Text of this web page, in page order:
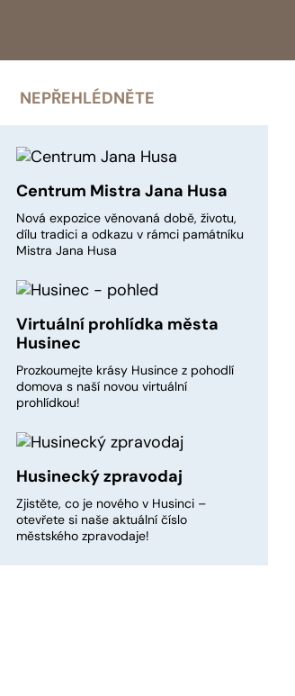
NEPŘEHLÉDNĚTE
Centrum Mistra Jana Husa
Nová expozice věnovaná době, životu,
dílu tradici a odkazu v rámci památníku
Mistra Jana Husa
Virtuální prohlídka města
Husinec
Prozkoumejte krásy Husince z pohodlí
domova s naší novou virtuální
prohlídkou!
Husinecký zpravodaj
Zjistěte, co je nového v Husinci –
otevřete si naše aktuální číslo
městského zpravodaje!